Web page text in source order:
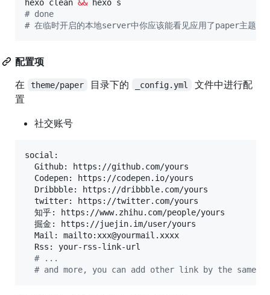
hexo clean &&
# done
# 在临时开启的本地server中你应该能看见应用了paper主题的
配置项
在
theme/paper 目录下的 _config.yml
文件中进行配
置
社交账号
social:
  Github: https://github.com/yours
  Codepen: https://codepen.io/yours
  Dribbble: https://dribbble.com/yours
  twitter: https://twitter.com/yours
  知乎: https://www.zhihu.com/people/yours
  掘金: https://juejin.im/user/yours
  Mail: mailto:xxx@yourmail.xxxx
  Rss: your-rss-link-url
# ...
# and more, you can add other link by the same